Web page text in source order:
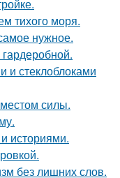
тихого моря.
нужное.
и стеклоблоками
силы.
историями.
без лишних слов.